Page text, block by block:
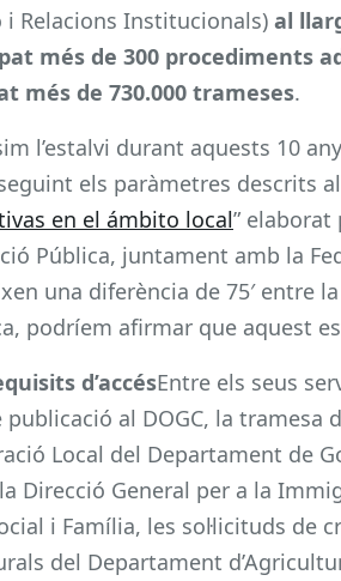
i Relacions Institucionals) al
més de 300 procediments
més de 730.000 trameses.
l’estalvi durant aquests 10
els paràmetres descrits al
en el ámbito local”
Pública, juntament amb la
una diferència de 75′ entre
podríem afirmar que aquest
d’accésEntre els seus
al DOGC, la tramesa
Local del Departament de
Direcció General per a la
i Família, les sol·licituds de
del Departament